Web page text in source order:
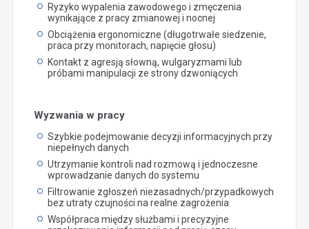
Ryzyko wypalenia zawodowego i zmęczenia
wynikające z pracy zmianowej i nocnej
Obciążenia ergonomiczne (długotrwałe siedzenie,
praca przy monitorach, napięcie głosu)
Kontakt z agresją słowną, wulgaryzmami lub
próbami manipulacji ze strony dzwoniących
Wyzwania w pracy
Szybkie podejmowanie decyzji informacyjnych przy
niepełnych danych
Utrzymanie kontroli nad rozmową i jednoczesne
wprowadzanie danych do systemu
Filtrowanie zgłoszeń niezasadnych/przypadkowych
bez utraty czujności na realne zagrożenia
Współpraca między służbami i precyzyjne